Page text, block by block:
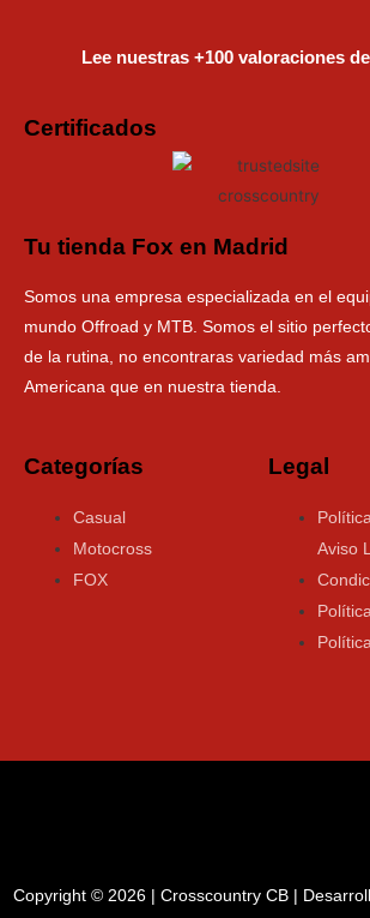
Lee nuestras +100 valoraciones
Certificados
Tu tienda Fox en Madrid
Somos una empresa especializada en el
mundo Offroad y MTB. Somos el sitio
de la rutina, no encontraras variedad más
Americana que en nuestra tienda.
Categorías
Casual
Motocross
FOX
Legal
Aviso
Copyright © 2026 | Crosscountry CB |